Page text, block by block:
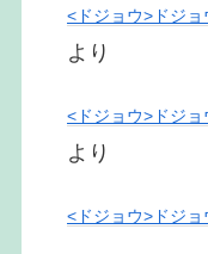
<ドジョウ>ドジョ
より
<ドジョウ>ドジョ
より
<ドジョウ>ドジョ